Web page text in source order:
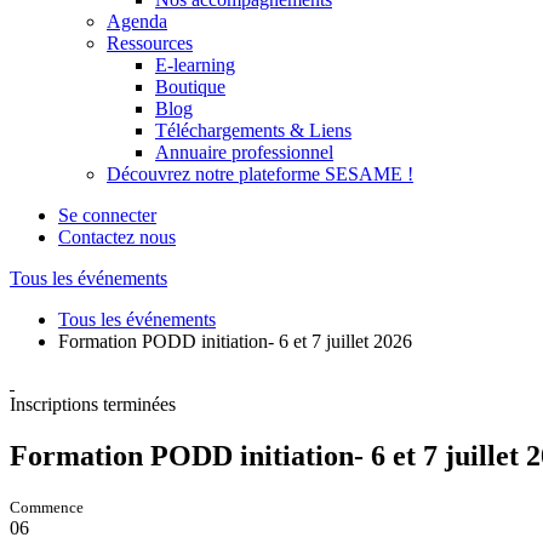
Agenda
Ressources
E-learning
Boutique
Blog
Téléchargements & Liens
Annuaire professionnel
Découvrez notre plateforme SESAME !
Se connecter
Contactez nous
Tous les événements
Tous les événements
Formation PODD initiation- 6 et 7 juillet 2026
Inscriptions terminées
Formation PODD initiation- 6 et 7 juillet
Commence
06